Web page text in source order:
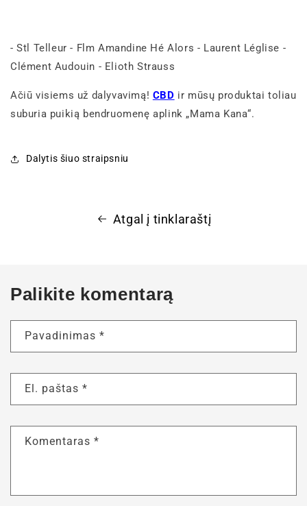
- Stl Telleur - Flm Amandine Hé Alors - Laurent Léglise -
Clément Audouin - Elioth Strauss
Ačiū visiems už dalyvavimą! CBD ir mūsų produktai toliau
suburia puikią bendruomenę aplink „Mama Kana“.
Dalytis šiuo straipsniu
Atgal į tinklaraštį
Palikite komentarą
Pavadinimas *
El. paštas *
Komentaras *